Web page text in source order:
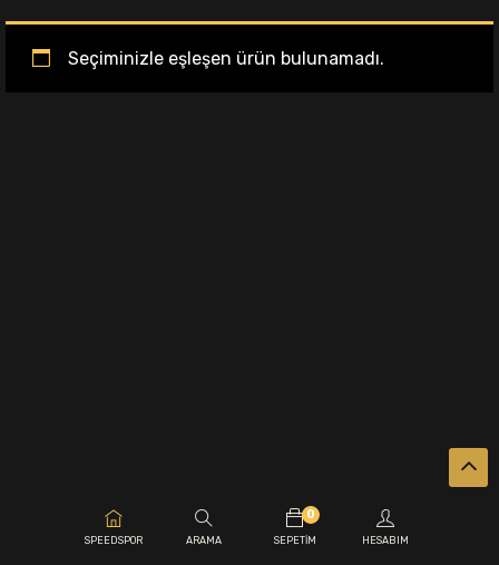
Seçiminizle eşleşen ürün bulunamadı.
SPEEDSPOR ARAMA
0
SEPETIM HESABIM